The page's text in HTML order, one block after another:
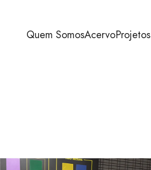
Quem SomosAcervoProjetos